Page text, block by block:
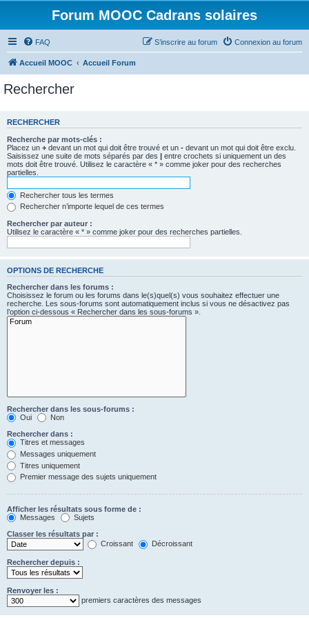
Forum MOOC Cadrans solaires
FAQ Connexion au forum
S’inscrire au forum
Accueil MOOC Accueil Forum
Rechercher
RECHERCHER
Recherche par mots-clés :
Placez un + devant un mot qui doit être trouvé et un - devant un mot qui doit être exclu.
Saisissez une suite de mots séparés par des | entre crochets si uniquement un des
mots doit être trouvé. Utilisez le caractère « * » comme joker pour des recherches
partielles.
Rechercher tous les termes
Rechercher n’importe lequel de ces termes
Rechercher par auteur :
Utilisez le caractère « * » comme joker pour des recherches partielles.
OPTIONS DE RECHERCHE
Rechercher dans les forums :
Choisissez le forum ou les forums dans le(s)quel(s) vous souhaitez effectuer une
recherche. Les sous-forums sont automatiquement inclus si vous ne désactivez pas
l’option ci-dessous « Rechercher dans les sous-forums ».
Rechercher dans les sous-forums :
Oui
Non
Rechercher dans :
Titres et messages
Messages uniquement
Titres uniquement
Premier message des sujets uniquement
Afficher les résultats sous forme de :
Messages
Sujets
Classer les résultats par :
Croissant
Décroissant
Rechercher depuis :
Renvoyer les :
premiers caractères des messages